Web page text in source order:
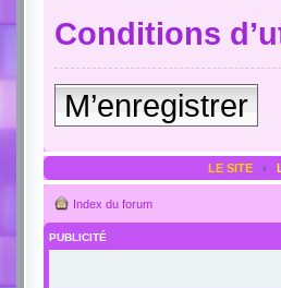
Conditions
M’enregistrer
LE SITE ‹
Index du forum
PUBLICITÉ